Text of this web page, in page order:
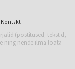
Kontakt
(postitused, tekstid,
ning nende ilma loata